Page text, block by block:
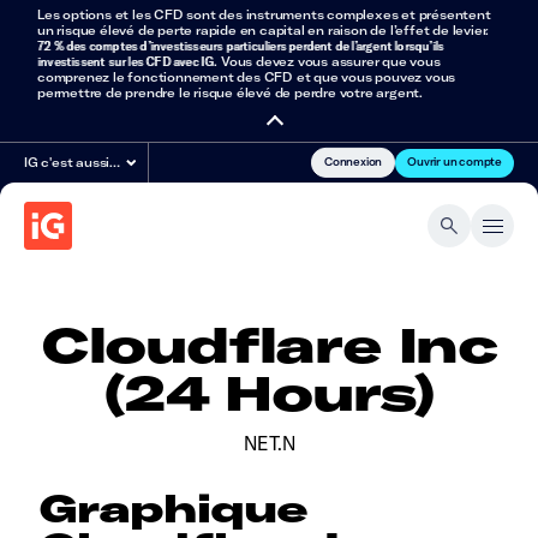
Les options et les CFD sont des instruments complexes et présentent
un risque élevé de perte rapide en capital en raison de l’effet de levier.
72 % des comptes d’investisseurs particuliers perdent de l’argent lorsqu’ils
investissent sur les CFD avec IG. Vous devez vous assurer que vous
comprenez le fonctionnement des CFD et que vous pouvez vous
permettre de prendre le risque élevé de perdre votre argent.
IG c'est aussi… Connexion Ouvrir un compte
Cloudflare Inc
(24 Hours)
NET.N
Graphique